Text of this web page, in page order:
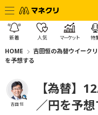
新着 人気 マーケット 特
HOME 吉田恒の為替ウイーク
を予想する
吉田 恒
【為替】
／円を予想